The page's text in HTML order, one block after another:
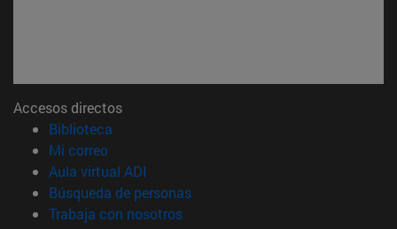
Accesos directos
Biblioteca
Mi correo(abre en nueva ventana)
Aula virtual ADI
Búsqueda de personas(abre en nueva ventana)
Trabaja con nosotros(abre en nueva ventana)